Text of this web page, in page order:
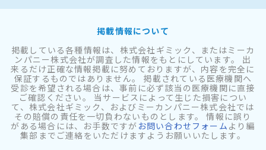
掲載情報について
掲載している各種情報は、株式会社ギミック、またはミーカ
ンパニー株式会社が調査した情報をもとにしています。 出
来るだけ正確な情報掲載に努めておりますが、内容を完全に
保証するものではありません。 掲載されている医療機関へ
受診を希望される場合は、事前に必ず該当の医療機関に直接
ご確認ください。 当サービスによって生じた損害につい
て、株式会社ギミック、およびミーカンパニー株式会社では
その賠償の責任を一切負わないものとします。 情報に誤り
がある場合には、お手数ですが お問い合わせフォーム より編
集部までご連絡をいただけますようお願いいたします。